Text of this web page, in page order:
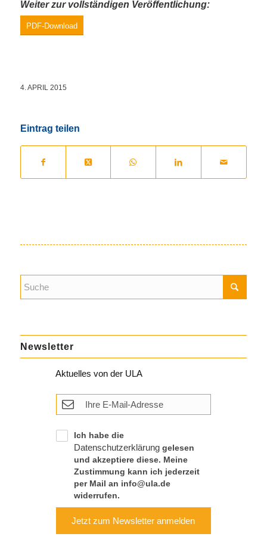
Weiter zur vollständigen Veröffentlichung:
PDF-Download
4. APRIL 2015
Eintrag teilen
Newsletter
Jetzt zum Newsletter anmelden
Aktuelles von der ULA
Ich habe die
Datenschutzerklärung gelesen
und akzeptiere diese. Meine
Zustimmung kann ich jederzeit
per Mail an info@ula.de
widerrufen.